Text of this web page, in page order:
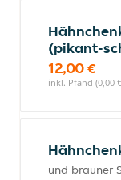
(pikant-
12,00 €
inkl. Pfand (0,00
und brauner